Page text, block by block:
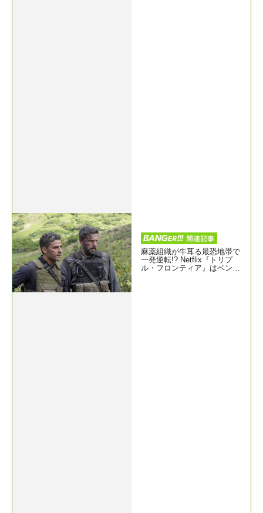
麻薬組織が牛耳る最恐地帯で
一発逆転!? Netflix『トリプ
ル・フロンティア』はベンア